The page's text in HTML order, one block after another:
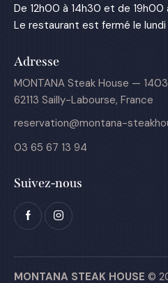
De 12h00 à 14h30 et de 19h00
Le restaurant est fermé le
Adresse
MONTANA Steak House —
62113 Sailly-Labourse, France
reservation@montana-
03 65 67 13 94
Suivez-nous
MONTANA STEAK HOUSE ©